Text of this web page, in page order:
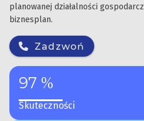
planowanej działalności
biznesplan.
Zadzwoń
97 %
Skuteczności